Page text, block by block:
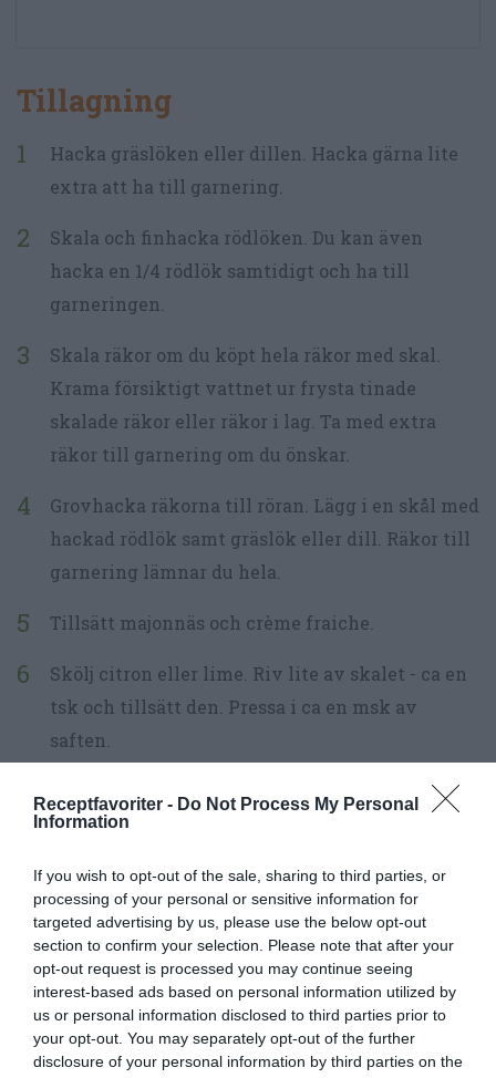
Receptfavoriter - Do Not Process My Personal
Information
If you wish to opt-out of the sale, sharing to third parties, or
processing of your personal or sensitive information for
targeted advertising by us, please use the below opt-out
section to confirm your selection. Please note that after your
opt-out request is processed you may continue seeing
interest-based ads based on personal information utilized by
us or personal information disclosed to third parties prior to
your opt-out. You may separately opt-out of the further
disclosure of your personal information by third parties on the
Tillagning
Hacka gräslöken eller dillen. Hacka gärna lite
extra att ha till garnering.
Skala och finhacka rödlöken. Du kan även
hacka en 1/4 rödlök samtidigt och ha till
garneringen.
Skala räkor om du köpt hela räkor med skal.
Krama försiktigt vattnet ur frysta tinade
skalade räkor eller räkor i lag. Ta med extra
räkor till garnering om du önskar.
Grovhacka räkorna till röran. Lägg i en skål med
hackad rödlök samt gräslök eller dill. Räkor till
garnering lämnar du hela.
Tillsätt majonnäs och crème fraiche.
Skölj citron eller lime. Riv lite av skalet - ca en
tsk och tillsätt den. Pressa i ca en msk av
saften.
cayennepeppar och finriven färsk ingefära.
Rör ihop till en röra.
Nu är räkröran klar att servera till det du
önskar. Garnera gärna vid servering med extra
räkor, hackad dill eller gräslök samt rödlök.
Kan förberedas och förvaras någon dag i kylen.